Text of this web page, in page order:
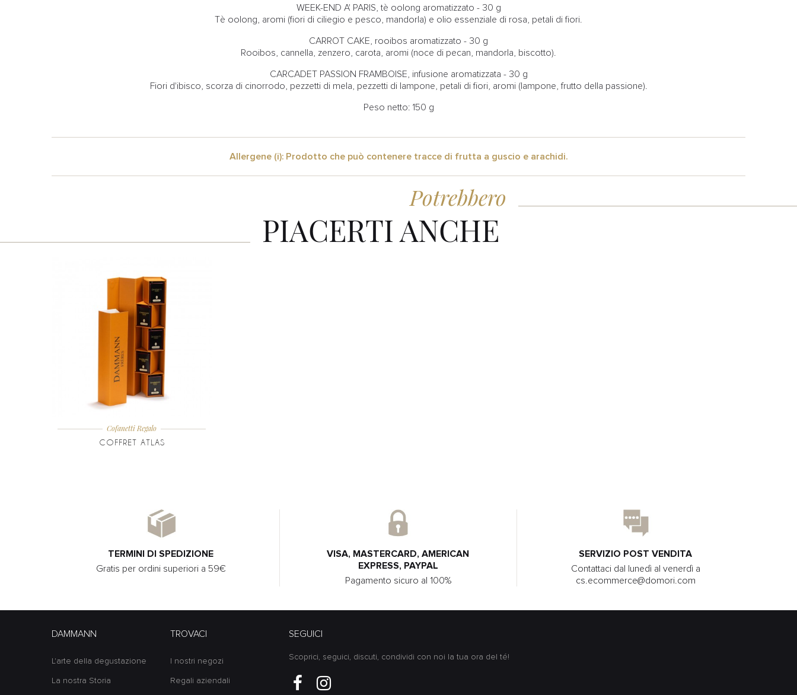
WEEK-END A' PARIS, tè oolong aromatizzato - 30 g
Tè oolong, aromi (fiori di ciliegio e pesco, mandorla) e olio essenziale di rosa, petali di fiori.
CARROT CAKE, rooibos aromatizzato - 30 g
Rooibos, cannella, zenzero, carota, aromi (noce di pecan, mandorla, biscotto).
CARCADET PASSION FRAMBOISE, infusione aromatizzata - 30 g
Fiori d'ibisco, scorza di cinorrodo, pezzetti di mela, pezzetti di lampone, petali di fiori, aromi (lampone, frutto della passione).
Peso netto: 150 g
Allergene (i): Prodotto che può contenere tracce di frutta a guscio e arachidi.
Potrebbero
PIACERTI ANCHE
Cofanetti Regalo
COFFRET ATLAS
TERMINI DI SPEDIZIONE
Gratis per ordini superiori a 59€
VISA, MASTERCARD, AMERICAN
EXPRESS, PAYPAL
Pagamento sicuro al 100%
SERVIZIO POST VENDITA
Contattaci dal lunedì al venerdì a
cs.ecommerce@domori.com
DAMMANN
L'arte della degustazione
La nostra Storia
TROVACI
I nostri negozi
Regali aziendali
SEGUICI
Scoprici, seguici, discuti, condividi con noi la tua ora del té!